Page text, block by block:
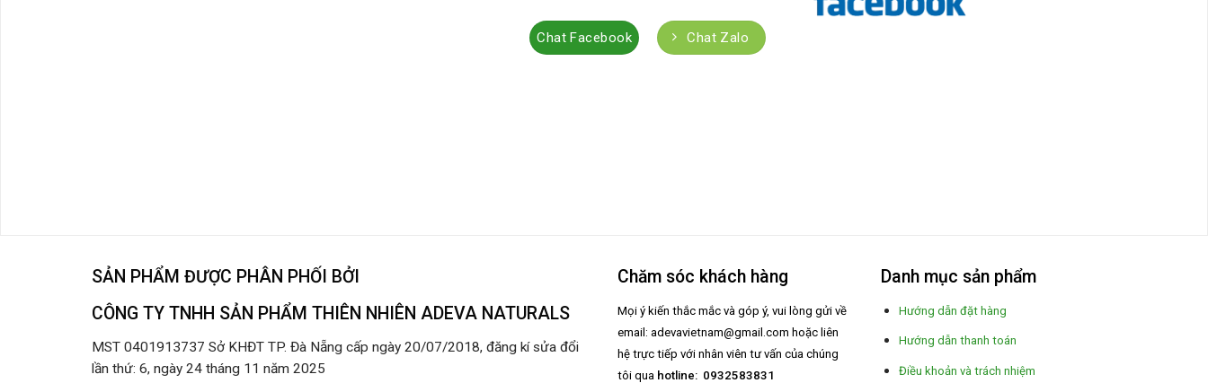
Chat Facebook Chat Zalo
SẢN PHẨM ĐƯỢC PHÂN PHỐI BỞI
CÔNG TY TNHH SẢN PHẨM THIÊN NHIÊN ADEVA NATURALS
MST 0401913737 Sở KHĐT TP. Đà Nẵng cấp ngày 20/07/2018, đăng kí sửa đổi
lần thứ: 6, ngày 24 tháng 11 năm 2025
Chăm sóc khách hàng
Mọi ý kiến thắc mắc và góp ý, vui lòng gửi về
email: adevavietnam@gmail.com hoặc liên
hệ trực tiếp với nhân viên tư vấn của chúng
tôi qua hotline: 0932583831
Danh mục sản phẩm
Hướng dẫn đặt hàng
Hướng dẫn thanh toán
Điều khoản và trách nhiệm